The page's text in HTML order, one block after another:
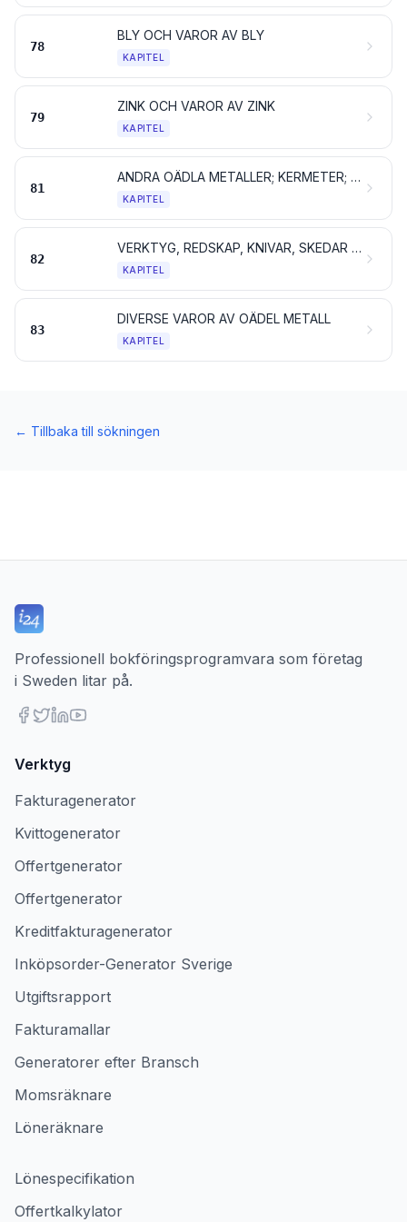
78
BLY OCH VAROR AV BLY
KAPITEL
79
ZINK OCH VAROR AV ZINK
KAPITEL
81
ANDRA OÄDLA METALLER; KERMETER; VAROR AV DESSA MATERIAL
KAPITEL
82
VERKTYG, REDSKAP, KNIVAR, SKEDAR OCH GAFFLAR AV OÄDEL METALL; DELAR AV OÄDEL METALL TILL SÅDANA ARTIKLAR
KAPITEL
83
DIVERSE VAROR AV OÄDEL METALL
KAPITEL
← Tillbaka till sökningen
Professionell bokföringsprogramvara som företag
i Sweden litar på.
Verktyg
Fakturagenerator
Kvittogenerator
Offertgenerator
Offertgenerator
Kreditfakturagenerator
Inköpsorder-Generator Sverige
Utgiftsrapport
Fakturamallar
Generatorer efter Bransch
Momsräknare
Löneräknare
Lönespecifikation
Offertkalkylator